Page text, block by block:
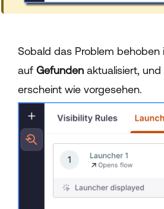
Sobald das Problem behoben
auf Gefunden aktualisiert,
erscheint wie vorgesehen.